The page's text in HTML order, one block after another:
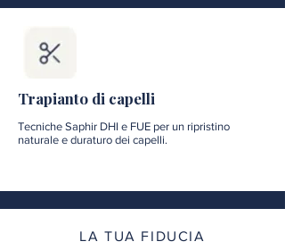
Trapianto di capelli
Tecniche Saphir DHI e FUE per un ripristino
naturale e duraturo dei capelli.
LA TUA FIDUCIA